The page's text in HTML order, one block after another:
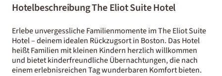
Hotelbeschreibung The Eliot Suite Hotel
Erlebe unvergessliche Familienmomente im The Eliot Suite
Hotel – deinem idealen Rückzugsort in Boston. Das Hotel
heißt Familien mit kleinen Kindern herzlich willkommen
und bietet kinderfreundliche Übernachtungen, die nach
einem erlebnisreichen Tag wunderbaren Komfort bieten.